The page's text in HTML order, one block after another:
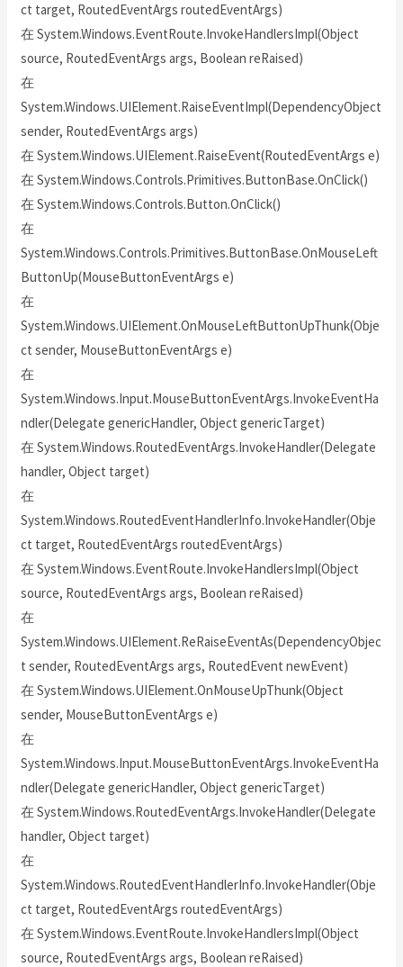
ct target, RoutedEventArgs routedEventArgs)
在 System.Windows.EventRoute.InvokeHandlersImpl(Object
source, RoutedEventArgs args, Boolean reRaised)
在
System.Windows.UIElement.RaiseEventImpl(DependencyObject
sender, RoutedEventArgs args)
在 System.Windows.UIElement.RaiseEvent(RoutedEventArgs e)
在 System.Windows.Controls.Primitives.ButtonBase.OnClick()
在 System.Windows.Controls.Button.OnClick()
在
System.Windows.Controls.Primitives.ButtonBase.OnMouseLeft
ButtonUp(MouseButtonEventArgs e)
在
System.Windows.UIElement.OnMouseLeftButtonUpThunk(Obje
ct sender, MouseButtonEventArgs e)
在
System.Windows.Input.MouseButtonEventArgs.InvokeEventHa
ndler(Delegate genericHandler, Object genericTarget)
在 System.Windows.RoutedEventArgs.InvokeHandler(Delegate
handler, Object target)
在
System.Windows.RoutedEventHandlerInfo.InvokeHandler(Obje
ct target, RoutedEventArgs routedEventArgs)
在 System.Windows.EventRoute.InvokeHandlersImpl(Object
source, RoutedEventArgs args, Boolean reRaised)
在
System.Windows.UIElement.ReRaiseEventAs(DependencyObjec
t sender, RoutedEventArgs args, RoutedEvent newEvent)
在 System.Windows.UIElement.OnMouseUpThunk(Object
sender, MouseButtonEventArgs e)
在
System.Windows.Input.MouseButtonEventArgs.InvokeEventHa
ndler(Delegate genericHandler, Object genericTarget)
在 System.Windows.RoutedEventArgs.InvokeHandler(Delegate
handler, Object target)
在
System.Windows.RoutedEventHandlerInfo.InvokeHandler(Obje
ct target, RoutedEventArgs routedEventArgs)
在 System.Windows.EventRoute.InvokeHandlersImpl(Object
source, RoutedEventArgs args, Boolean reRaised)